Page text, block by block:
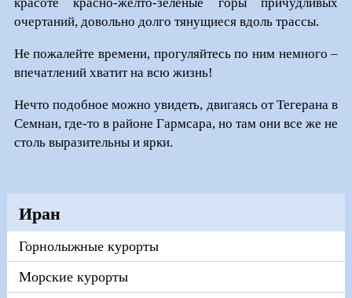
очертаний, довольно долго тянущиеся вдоль трассы.
Не пожалейте времени, прогуляйтесь по ним немного –
впечатлений хватит на всю жизнь!
Нечто подобное можно увидеть, двигаясь от Тегерана в
Семнан, где-то в районе Гармсара, но там они все же не
столь выразительны и ярки.
Иран
Горнолыжные курорты
Морские курорты